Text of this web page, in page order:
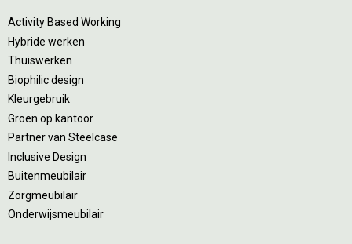
Activity Based Working
Hybride werken
Thuiswerken
Biophilic design
Kleurgebruik
Groen op kantoor
Partner van Steelcase
Inclusive Design
Buitenmeubilair
Zorgmeubilair
Onderwijsmeubilair